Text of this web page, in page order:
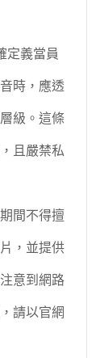
定義當員
時，應透
級。這條
且嚴禁私
間不得擅
，並提供
意到網路
請以官網